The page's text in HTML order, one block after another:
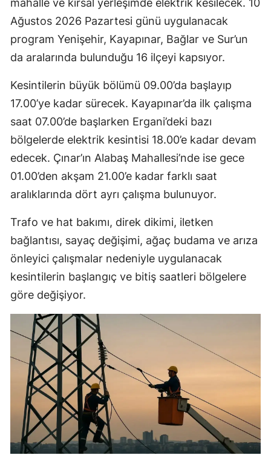
mahalle ve kırsal yerleşimde elektrik kesilecek. 10
Ağustos 2026 Pazartesi günü uygulanacak
program Yenişehir, Kayapınar, Bağlar ve Sur’un
da aralarında bulunduğu 16 ilçeyi kapsıyor.
Kesintilerin büyük bölümü 09.00’da başlayıp
17.00’ye kadar sürecek. Kayapınar’da ilk çalışma
saat 07.00’de başlarken Ergani’deki bazı
bölgelerde elektrik kesintisi 18.00’e kadar devam
edecek. Çınar’ın Alabaş Mahallesi’nde ise gece
01.00’den akşam 21.00’e kadar farklı saat
aralıklarında dört ayrı çalışma bulunuyor.
Trafo ve hat bakımı, direk dikimi, iletken
bağlantısı, sayaç değişimi, ağaç budama ve arıza
önleyici çalışmalar nedeniyle uygulanacak
kesintilerin başlangıç ve bitiş saatleri bölgelere
göre değişiyor.